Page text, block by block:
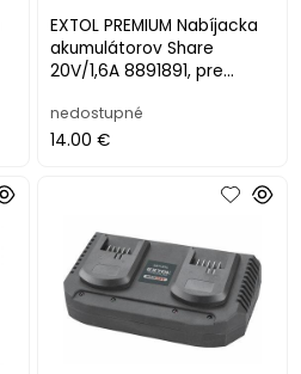
EXTOL PREMIUM Nabíjacka
akumulátorov Share
20V/1,6A 8891891, pre
nedostupné
14.00 €